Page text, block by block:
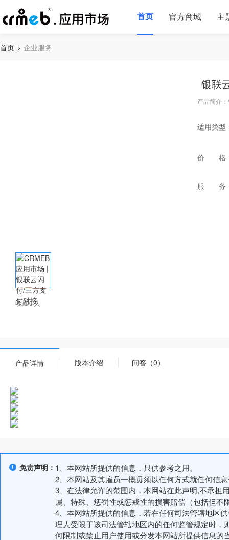
首页 官方商城 主
首页 企业服务
收藏 0 人
银联
产品简介
适用类型
价 格
服 务
产品详情 版本介绍 问答（0）
免责声明： 1、本网站所提供的信息，只供参考之用。
2、本网站及其雇员一概毋须以任何方式就任何信
3、在法律允许的范围内，本网站在此声明,不承担
属、特殊、惩罚性或惩戒性的损害赔偿（包括但
4、本网站所提供的信息，若在任何司法管辖地区
理人受限于该司法管辖地区内的任何监管规定时
何限制或禁止用户使用或分发本网站所提供信息的